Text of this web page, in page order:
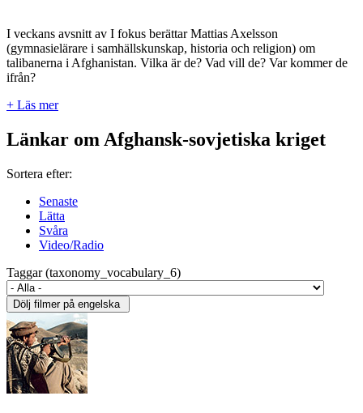
I veckans avsnitt av I fokus berättar Mattias Axelsson
(gymnasielärare i samhällskunskap, historia och religion) om
talibanerna i Afghanistan. Vilka är de? Vad vill de? Var kommer de
ifrån?
+ Läs mer
Länkar om Afghansk-sovjetiska kriget
Sortera efter:
Senaste
Lätta
Svåra
Video/Radio
Taggar (taxonomy_vocabulary_6)